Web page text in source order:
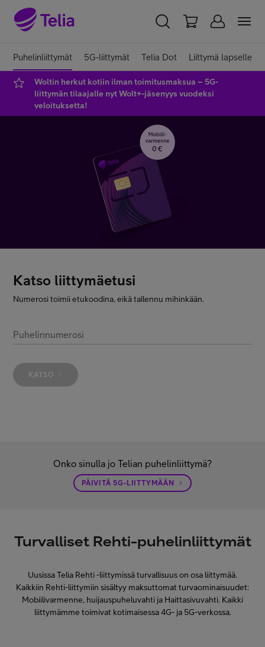
YKSITYISILLE YRITYKSILLE WHOLESALE
TELIA FINLAND
Liittymät ja palvelut
Minun Telia
Puhelinliittymät 5G-liittymät Telia Dot Liittymä lapselle
Woltin herkut kotiin ilman toimitusmaksua – 5G-
liittymän tilaajalle nyt Wolt+-jäsenyys vuodeksi
veloituksetta!
Katso liittymäetusi
Numerosi toimii etukoodina, eikä tallennu mihinkään.
Puhelinnumerosi
KATSO
Onko sinulla jo Telian puhelinliittymä?
PÄIVITÄ 5G-LIITTYMÄÄN
Turvalliset Rehti-puhelinliittymät
Uusissa Telia Rehti -liittymissä turvallisuus on osa liittymää.
Kaikkiin Rehti-liittymiin sisältyy maksuttomat turvaominaisuudet:
Mobiilivarmenne, huijauspuheluvahti ja Haittasivuvahti. Kaikki
liittymämme toimivat kotimaisessa 4G- ja 5G-verkossa.